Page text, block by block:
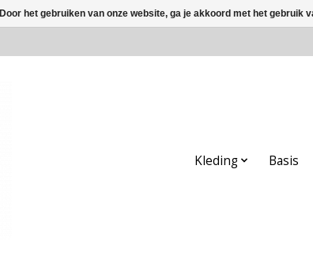
Kleding Basis
Door het gebruiken van onze website, ga je akkoord met het gebruik